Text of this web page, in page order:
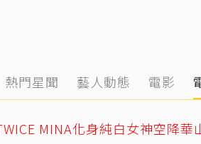
熱門星聞 藝人動態 電影
MINA化身純白女神空降華